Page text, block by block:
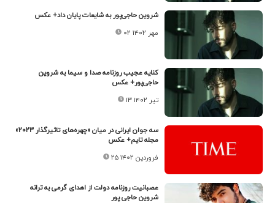
شروین حاجی‌پور به شایعات پایان داد+ عکس
۰۲ مهر ۱۴۰۲
کنایه عجیب روزنامه صدا و سیما به شروین
حاجی‌پور+ عکس
۱۳ تیر ۱۴۰۲
سه جوان ایرانی در میان «چهره‌های تاثیرگذار ۲۰۲۳»
مجله تایم+ عکس
۲۵ فروردین ۱۴۰۲
عصبانیت روزنامه دولت از اهدای گرمی به ترانه
شروین حاجی‌ پور